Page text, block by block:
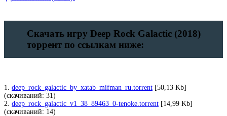
Скачать игру Deep Rock Galactic (2018)
торрент по ссылкам ниже:
1. deep_rock_galactic_by_xatab_mifman_ru.torrent [50,13 Kb]
(cкачиваний: 31)
2. deep_rock_galactic_v1_38_89463_0-tenoke.torrent [14,99 Kb]
(cкачиваний: 14)